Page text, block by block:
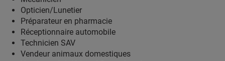
Opticien/Lunetier
Préparateur en pharmacie
Réceptionnaire automobile
Technicien SAV
Vendeur animaux domestiques